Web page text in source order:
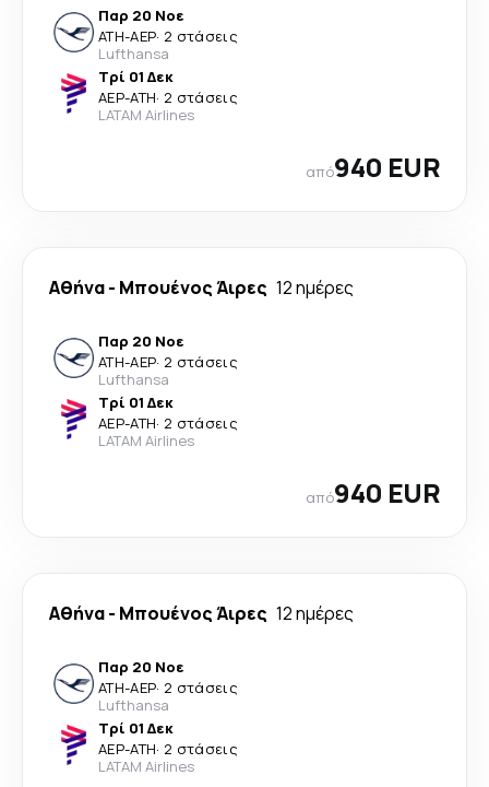
Παρ 20 Νοε
ATH-AEP· 2 στάσεις
Lufthansa
Τρί 01 Δεκ
AEP-ATH· 2 στάσεις
LATAM Airlines
από940 EUR
Αθήνα- Μπουένος Άιρες 12 ημέρες
Παρ 20 Νοε
ATH-AEP· 2 στάσεις
Lufthansa
Τρί 01 Δεκ
AEP-ATH· 2 στάσεις
LATAM Airlines
από940 EUR
Αθήνα- Μπουένος Άιρες 12 ημέρες
Παρ 20 Νοε
ATH-AEP· 2 στάσεις
Lufthansa
Τρί 01 Δεκ
AEP-ATH· 2 στάσεις
LATAM Airlines